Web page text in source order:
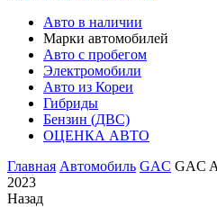
Авто в наличии
Марки автомобилей
Авто с пробегом
Электромобили
Авто из Кореи
Гибриды
Бензин (ДВС)
ОЦЕНКА АВТО
Главная Автомобиль GAC GAC
2023
Назад